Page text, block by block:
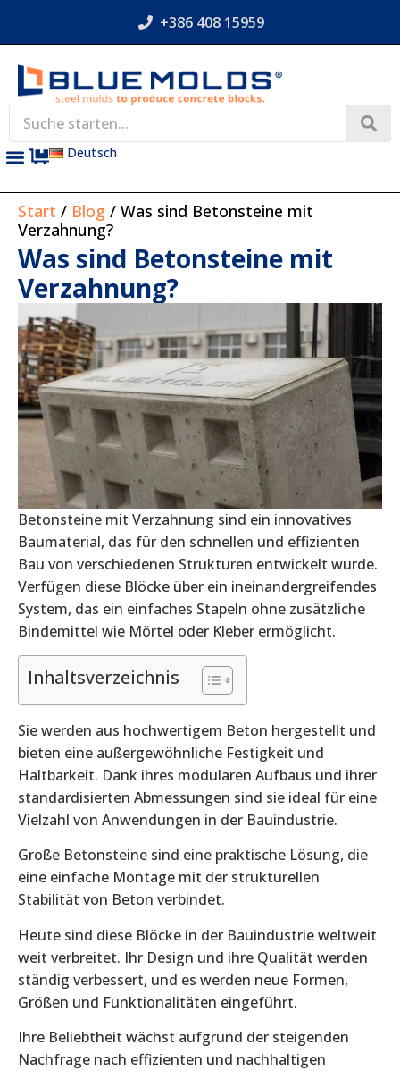
+386 408 15959
Deutsch
Start / Blog / Was sind Betonsteine mit
Verzahnung?
Was sind Betonsteine mit
Verzahnung?
Betonsteine mit Verzahnung sind ein innovatives
Baumaterial, das für den schnellen und effizienten
Bau von verschiedenen Strukturen entwickelt wurde.
Verfügen diese Blöcke über ein ineinandergreifendes
System, das ein einfaches Stapeln ohne zusätzliche
Bindemittel wie Mörtel oder Kleber ermöglicht.
Inhaltsverzeichnis
Sie werden aus hochwertigem Beton hergestellt und
bieten eine außergewöhnliche Festigkeit und
Haltbarkeit. Dank ihres modularen Aufbaus und ihrer
standardisierten Abmessungen sind sie ideal für eine
Vielzahl von Anwendungen in der Bauindustrie.
Große Betonsteine sind eine praktische Lösung, die
eine einfache Montage mit der strukturellen
Stabilität von Beton verbindet.
Heute sind diese Blöcke in der Bauindustrie weltweit
weit verbreitet. Ihr Design und ihre Qualität werden
ständig verbessert, und es werden neue Formen,
Größen und Funktionalitäten eingeführt.
Ihre Beliebtheit wächst aufgrund der steigenden
Nachfrage nach effizienten und nachhaltigen